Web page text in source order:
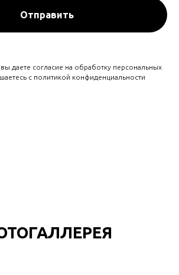
Отправить
даете согласие на обработку персональных
c политикой конфиденциальности